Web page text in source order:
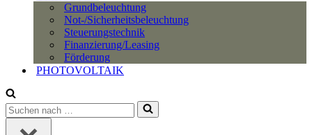
Grundbeleuchtung
Not-/Sicherheitsbeleuchtung
Steuerungstechnik
Finanzierung/Leasing
Förderung
PHOTOVOLTAIK
Suchen
nach …